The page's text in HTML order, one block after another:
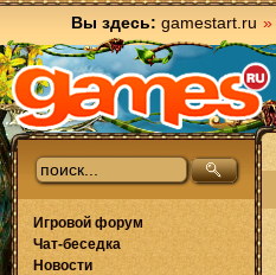
Вы здесь: gamestart.ru »
Игровой форум
Чат-беседка
Новости